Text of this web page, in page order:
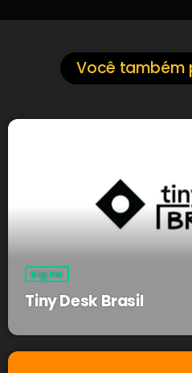
Você também
Big FM
Tiny Desk Brasil